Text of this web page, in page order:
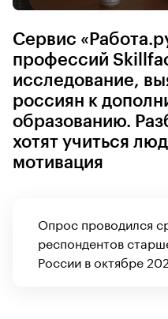
Сервис
профессий
исследование,
россиян к
образованию.
хотят учиться
мотивация
Опрос проводился
респондентов
России в октябре